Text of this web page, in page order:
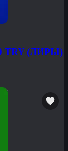
TRY (ЛИРЫ)